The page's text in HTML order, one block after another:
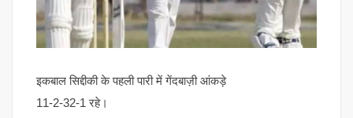
इकबाल सिद्दीकी के पहली पारी में गेंदबाज़ी आंकड़े
11-2-32-1 रहे।